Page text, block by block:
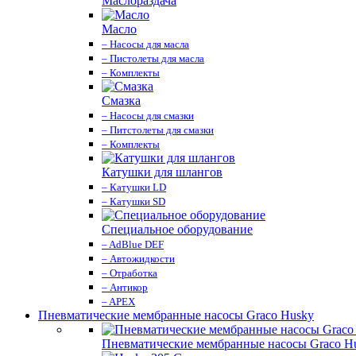
Масло
– Насосы для масла
– Пистолеты для масла
– Комплекты
Смазка
– Насосы для смазки
– Питстолеты для смазки
– Комплекты
Катушки для шлангов
– Катушки LD
– Катушки SD
Специальное оборудование
– AdBlue DEF
– Автожидкости
– Отработка
– Антикор
– APEX
Пневматические мембранные насосы Graco Husky
Пневматические мембранные насосы Graco